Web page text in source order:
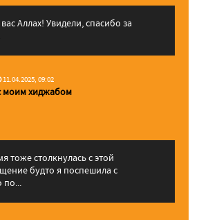
Аллаx! Увидели, спасибо за
11.04.2025, 09:02
моим хиджабом
тоже столкнулась с этой
будто я поспешила с
по...